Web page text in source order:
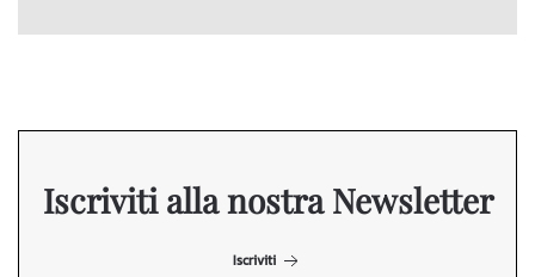
Iscriviti alla nostra Newsletter
Iscriviti